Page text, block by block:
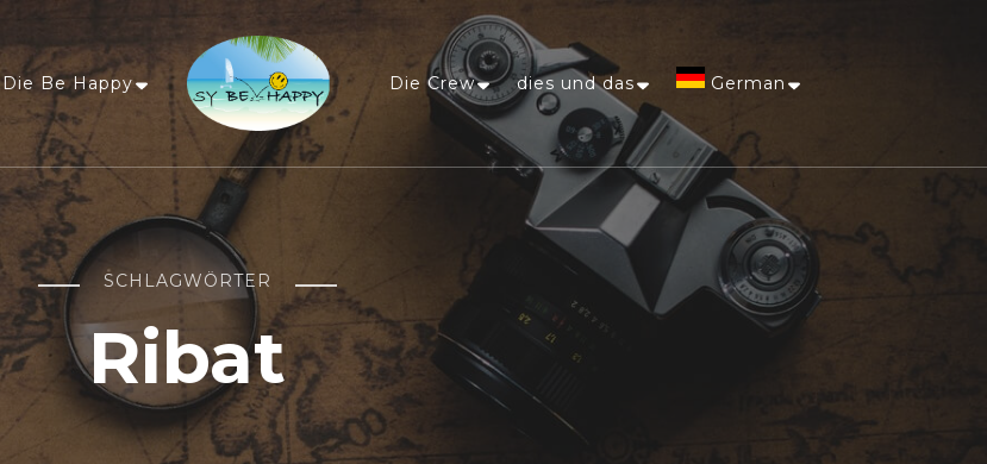
Die Be Happy
Sailing Be Happy
ein Traum wird wahr
Die Crew dies und das German
Afrikaans
Arabic
Chinese
SCHLAGWÖRTER
Ribat